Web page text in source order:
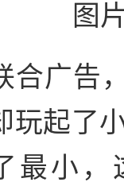
合广告
玩起了
最小